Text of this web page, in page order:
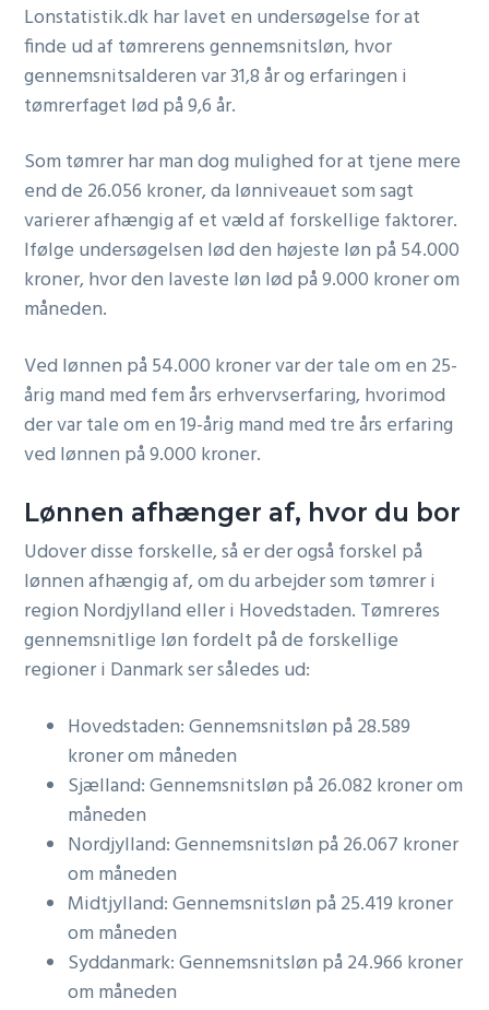
Lonstatistik.dk har lavet en undersøgelse for at
finde ud af tømrerens gennemsnitsløn, hvor
gennemsnitsalderen var 31,8 år og erfaringen i
tømrerfaget lød på 9,6 år.
Som tømrer har man dog mulighed for at tjene mere
end de 26.056 kroner, da lønniveauet som sagt
varierer afhængig af et væld af forskellige faktorer.
Ifølge undersøgelsen lød den højeste løn på 54.000
kroner, hvor den laveste løn lød på 9.000 kroner om
måneden.
Ved lønnen på 54.000 kroner var der tale om en 25-
årig mand med fem års erhvervserfaring, hvorimod
der var tale om en 19-årig mand med tre års erfaring
ved lønnen på 9.000 kroner.
Lønnen afhænger af, hvor du bor
Udover disse forskelle, så er der også forskel på
lønnen afhængig af, om du arbejder som tømrer i
region Nordjylland eller i Hovedstaden. Tømreres
gennemsnitlige løn fordelt på de forskellige
regioner i Danmark ser således ud:
Hovedstaden: Gennemsnitsløn på 28.589
kroner om måneden
Sjælland: Gennemsnitsløn på 26.082 kroner om
måneden
Nordjylland: Gennemsnitsløn på 26.067 kroner
om måneden
Midtjylland: Gennemsnitsløn på 25.419 kroner
om måneden
Syddanmark: Gennemsnitsløn på 24.966 kroner
om måneden